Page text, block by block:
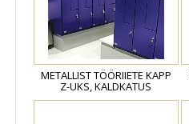
METALLIST TÖÖRIIETE KAPP
Z-UKS, KALDKATUS